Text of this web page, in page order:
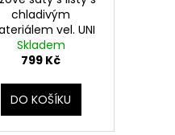
chladivým
vel. UNI
Skladem
799 Kč
DO KOŠÍKU